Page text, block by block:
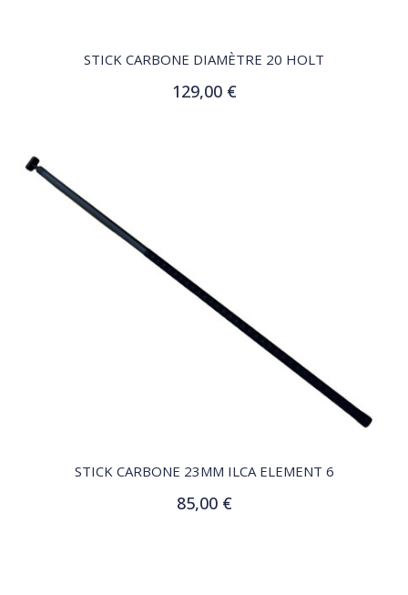
STICK CARBONE DIAMÈTRE 20 HOLT
129,00 €
Ajouter au panier
STICK CARBONE 23MM ILCA ELEMENT 6
85,00 €
Ajouter au panier